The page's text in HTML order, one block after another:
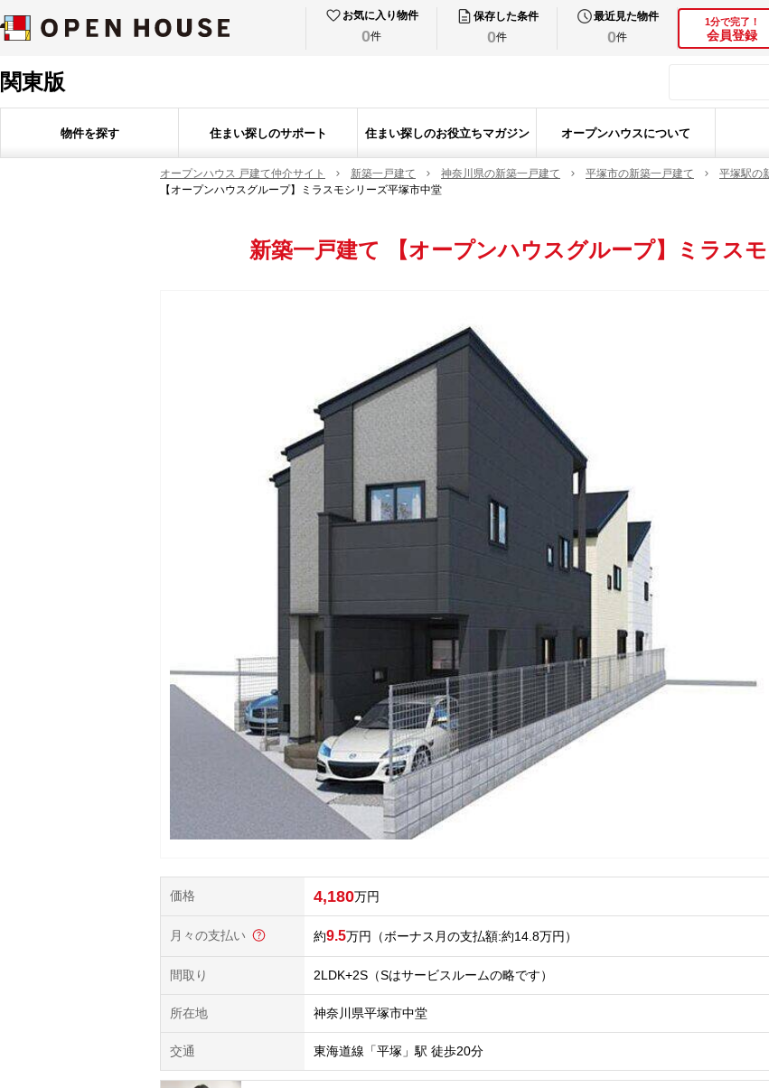
お気に入り物件
0件
保存した条件
0件
最近見た物件
0件
1分で完了！
会員登録
関東版
物件を探す 住まい探しのサポート 住まい探しのお役立ちマガジン オープンハウスについて
オープンハウス 戸建て仲介サイト 新築一戸建て 神奈川県の新築一戸建て 平塚市の新築一戸建て
平塚駅の
【オープンハウスグループ】ミラスモシリーズ平塚市中堂
新築一戸建て 【オープンハウスグループ】ミラス
価格 4,180万円
月々の支払い 9.5万円 （ボーナス月の支払額:約14.8万円 ）
間取り 2LDK+2S（Sはサービスルームの略です）
所在地 神奈川県平塚市中堂
交通 東海道線「平塚」駅 徒歩20分